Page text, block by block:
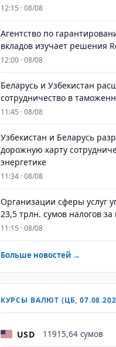
12:15 · 08/08
Агентство по
вкладов изучает решения
12:00 · 08/08
Беларусь и Узбекистан
сотрудничество в
11:45 · 08/08
Узбекистан и Беларусь
дорожную карту
энергетике
11:34 · 08/08
Организации сферы услуг
23,5 трлн. сумов налогов за
11:15 · 08/08
Больше новостей →
КУРСЫ ВАЛЮТ (ЦБ,
USD 11915,64 сумов